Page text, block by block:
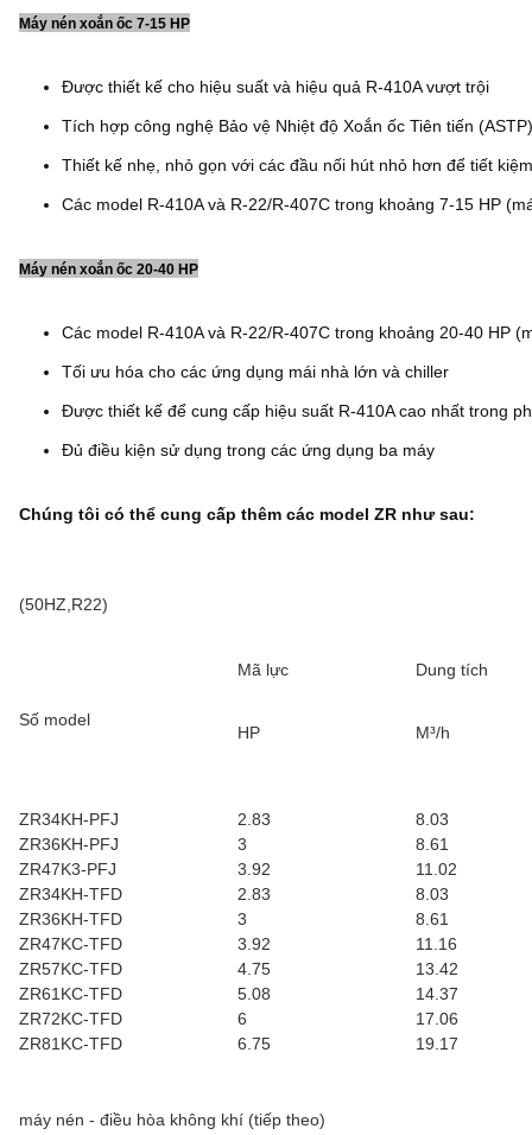
Máy nén xoắn ốc 7-15 HP
Được thiết kế cho hiệu suất và hiệu quả R-410A vượt trội
Tích hợp công nghệ Bảo vệ Nhiệt độ Xoắn ốc Tiên tiến
Thiết kế nhẹ, nhỏ gọn với các đầu nối hút nhỏ hơn để tiết
Các model R-410A và R-22/R-407C trong khoảng 7-15 HP
Máy nén xoắn ốc 20-40 HP
Các model R-410A và R-22/R-407C trong khoảng 20-40 HP
Tối ưu hóa cho các ứng dụng mái nhà lớn và chiller
Được thiết kế để cung cấp hiệu suất R-410A cao nhất trong
Đủ điều kiện sử dụng trong các ứng dụng ba máy
Chúng tôi có thể cung cấp thêm các model ZR như sau:
(50HZ,R22)
Số model
Mã lực Dung tích
HP M³/h
ZR34KH-PFJ 2.83
8.03
ZR36KH-PFJ
3
8.61
ZR47K3-PFJ
3.92
11.02
ZR34KH-TFD
2.83
8.03
ZR36KH-TFD
3
8.61
ZR47KC-TFD
3.92
11.16
ZR57KC-TFD
4.75
13.42
ZR61KC-TFD
5.08
14.37
ZR72KC-TFD
6
17.06
ZR81KC-TFD
6.75 19.17
máy nén - điều hòa không khí (tiếp theo)